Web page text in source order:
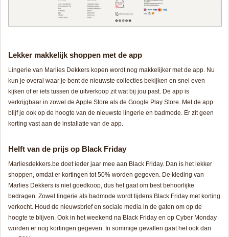
Lekker makkelijk shoppen met de app
Lingerie van Marlies Dekkers kopen wordt nog makkelijker met de app. Nu
kun je overal waar je bent de nieuwste collecties bekijken en snel even
kijken of er iets tussen de uitverkoop zit wat bij jou past. De app is
verkrijgbaar in zowel de Apple Store als de Google Play Store. Met de app
blijf je ook op de hoogte van de nieuwste lingerie en badmode. Er zit geen
korting vast aan de installatie van de app.
Helft van de prijs op Black Friday
Marliesdekkers.be doet ieder jaar mee aan Black Friday. Dan is het lekker
shoppen, omdat er kortingen tot 50% worden gegeven. De kleding van
Marlies Dekkers is niet goedkoop, dus het gaat om best behoorlijke
bedragen. Zowel lingerie als badmode wordt tijdens Black Friday met korting
verkocht. Houd de nieuwsbrief en sociale media in de gaten om op de
hoogte te blijven. Ook in het weekend na Black Friday en op Cyber Monday
worden er nog kortingen gegeven. In sommige gevallen gaat het ook dan